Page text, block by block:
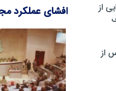
از
از
افشای عملکرد